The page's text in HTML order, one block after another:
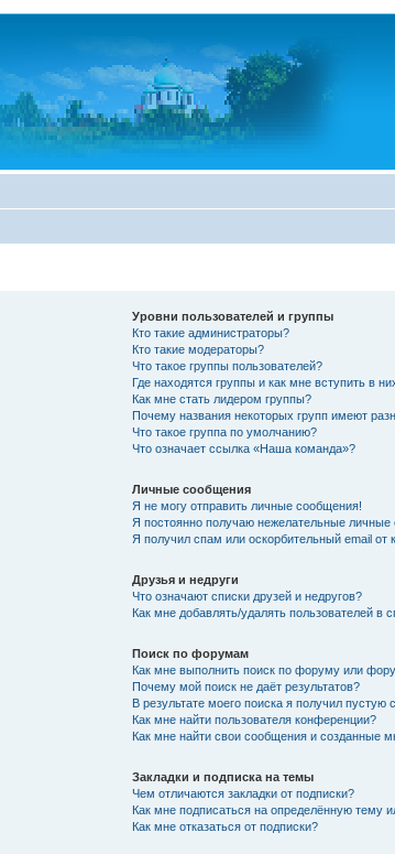
Уровни пользователей и группы
Кто такие администраторы?
Кто такие модераторы?
Что такое группы пользователей?
Где находятся группы и как мне вступить в
Как мне стать лидером группы?
Почему названия некоторых групп имеют
Что такое группа по умолчанию?
Что означает ссылка «Наша команда»?
Личные сообщения
Я не могу отправить личные сообщения!
Я постоянно получаю нежелательные личные
Я получил спам или оскорбительный email от
Друзья и недруги
Что означают списки друзей и недругов?
Как мне добавлять/удалять пользователей в
Поиск по форумам
Как мне выполнить поиск по форуму или
Почему мой поиск не даёт результатов?
В результате моего поиска я получил пустую
Как мне найти пользователя конференции?
Как мне найти свои сообщения и созданные
Закладки и подписка на темы
Чем отличаются закладки от подписки?
Как мне подписаться на определённую тему
Как мне отказаться от подписки?